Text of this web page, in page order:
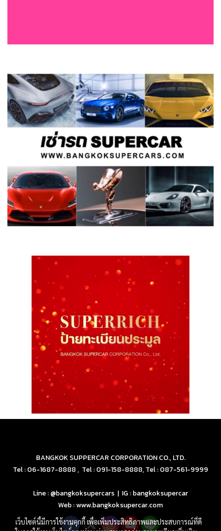
BANGKOK SUPPERCAR CORPORATION CO., LTD.
Tel : 06-1687-8888 , Tel : 091-158-8888, Tel : 087-561-9999
Line : @bangkoksupercars | IG : bangkoksupercar
Web : www.bangkoksupercar.com
เว็บไซต์นี้มีการใช้งานคุกกี้ เพื่อเพิ่มประสิทธิภาพและประสบการณ์ที่ดี